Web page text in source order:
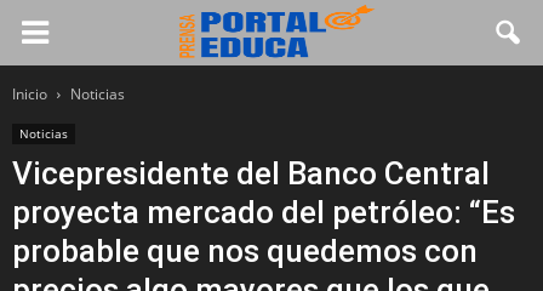
Inicio Noticias
Noticias
Vicepresidente del Banco Central
proyecta mercado del petróleo: “Es
probable que nos quedemos con